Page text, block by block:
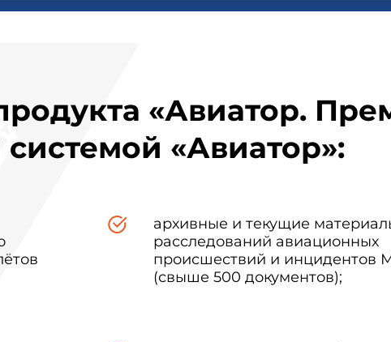
«Авиатор.
«Авиатор»:
архивные и текущие
расследований авиационных
происшествий и инцидентов
(свыше 500 документов);